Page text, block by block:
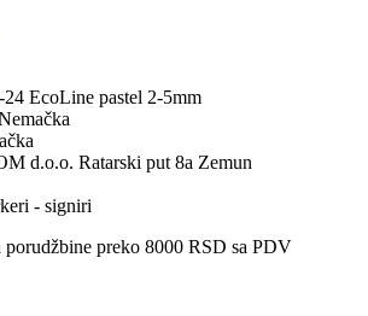
EcoLine pastel 2-5mm
d.o.o. Ratarski put 8a Zemun
- signiri
porudžbine preko 8000 RSD sa PDV